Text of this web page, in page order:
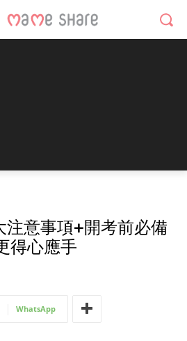
意事項+開考前必備
得心應手
WhatsApp